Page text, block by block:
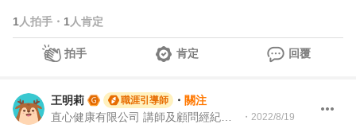
1 人拍手 ・ 1 人肯定
拍手 肯定 回覆
王明莉 職涯引導師 ・ 關注
・ 2022/8/19